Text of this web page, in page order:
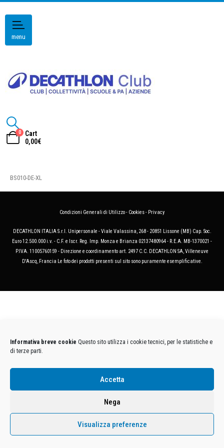
Informativa breve cookie Questo sito utilizza i cookie tecnici, per le statistiche e
di terze parti.
Accetta
Nega
Visualizza preferenze
menu
0
Cart
0,00€
BS010-DE-XL
Condizioni Generali di Utilizzo- Cookies- Privacy
DECATHLON ITALIA S.r.l. Unipersonale - Viale Valassina, 268 - 20851 Lissone (MB) Cap. Soc.
Euro 12.500.000 i.v. - C.F. e Iscr. Reg. Imp. Monza e Brianza 02137480964 - R.E.A. MB-1370021 -
P.IVA. 11005760159 - Direzione e coordinamento art. 2497 C.C. DECATHLON SA, Villeneuve
D'Ascq, Francia Le foto dei prodotti presenti sul sito sono puramente esemplificative.